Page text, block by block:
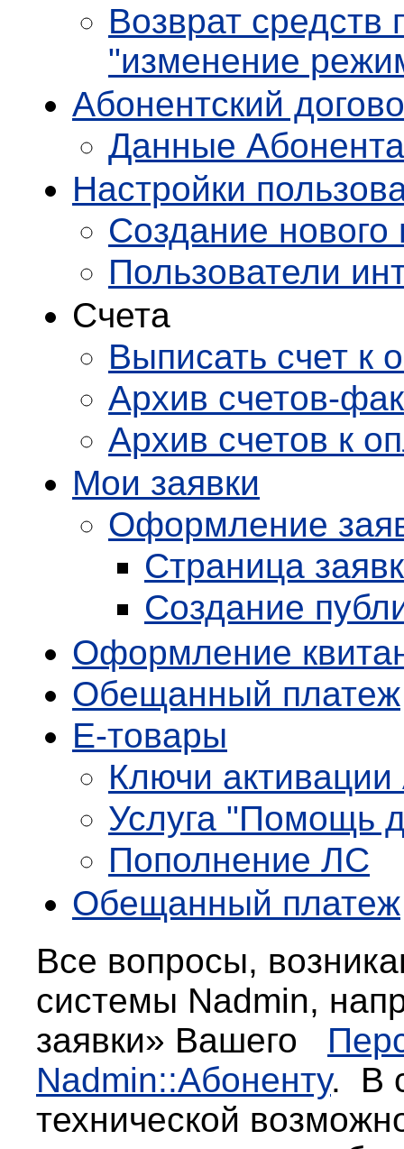
Возврат средств
"изменение
Абонентский
Данные Абонента
Настройки
Создание нового
Пользователи
Счета
Выписать счет к
Архив счетов-
Архив счетов к
Мои заявки
Оформление
Страница
Создание
Оформление
Обещанный платеж
E-товары
Ключи активации
Услуга "Помощь
Пополнение ЛС
Обещанный платеж
Все вопросы,
системы Nadmin,
заявки» Вашего
Nadmin::Абоненту. В
технической